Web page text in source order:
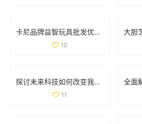
卡尼品牌益智玩具批发优惠信息及产地供应解析
10
探讨未来科技如何改变我们的生活方式与思维方式
11